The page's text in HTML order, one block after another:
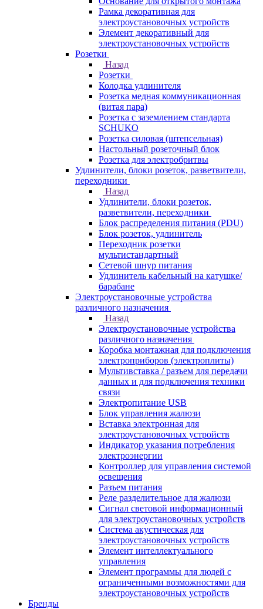
Рамка декоративная для
электроустановочных устройств
Элемент декоративный для
электроустановочных устройств
Розетки
Назад
Розетки
Колодка удлинителя
Розетка медная коммуникационная
(витая пара)
Розетка с заземлением стандарта
SCHUKO
Розетка силовая (штепсельная)
Настольный розеточный блок
Розетка для электробритвы
Удлинители, блоки розеток, разветвители,
переходники
Назад
Удлинители, блоки розеток,
разветвители, переходники
Блок распределения питания (PDU)
Блок розеток, удлинитель
Переходник розетки
мультистандартный
Сетевой шнур питания
Удлинитель кабельный на катушке/
барабане
Электроустановочные устройства
различного назначения
Назад
Электроустановочные устройства
различного назначения
Коробка монтажная для подключения
электроприборов (электроплиты)
Мультивставка / разъем для передачи
данных и для подключения техники
связи
Электропитание USB
Блок управления жалюзи
Вставка электронная для
электроустановочных устройств
Индикатор указания потребления
электроэнергии
Контроллер для управления системой
освещения
Разъем питания
Реле разделительное для жалюзи
Сигнал световой информационный
для электроустановочных устройств
Система акустическая для
электроустановочных устройств
Элемент интеллектуального
управления
Элемент программы для людей с
ограниченными возможностями для
электроустановочных устройств
Бренды